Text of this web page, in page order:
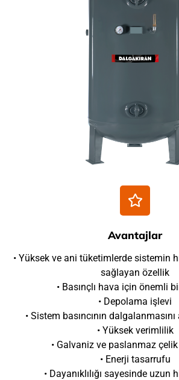
Avantajlar
• Yüksek ve ani tüketimlerde sistemin
sağlayan özellik
• Basınçlı hava için önemli
• Depolama işlevi
• Sistem basıncının
• Yüksek verimlilik
• Galvaniz ve paslanmaz
• Enerji tasarrufu
• Dayanıklılığı sayesinde uzun